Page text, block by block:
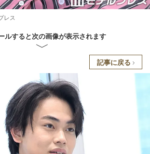
レス
ルすると次の画像が表示されます
記事に戻る